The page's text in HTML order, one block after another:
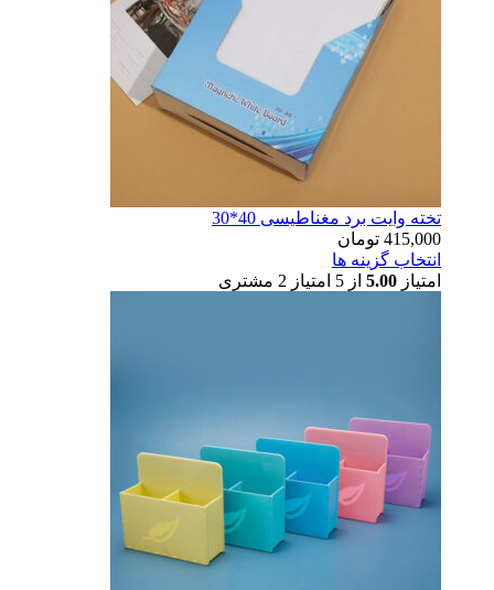
تخته وایت برد مغناطیسی 40*30
415,000 تومان
انتخاب گزینه ها
امتیاز 5.00 از 5 امتیاز 2 مشتری